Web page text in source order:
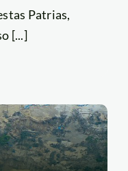
Patrias,
[...]